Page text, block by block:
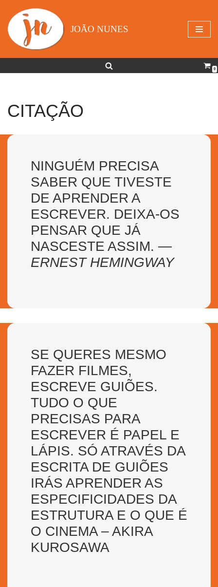
Avançar
para
JOÃO NUNES
0
CITAÇÃO
NINGUÉM PRECISA
SABER QUE TIVESTE
DE APRENDER A
ESCREVER. DEIXA-OS
PENSAR QUE JÁ
NASCESTE ASSIM. —
ERNEST HEMINGWAY
SE QUERES MESMO
FAZER FILMES,
ESCREVE GUIÕES.
TUDO O QUE
PRECISAS PARA
ESCREVER É PAPEL E
LÁPIS. SÓ ATRAVÉS DA
ESCRITA DE GUIÕES
IRÁS APRENDER AS
ESPECIFICIDADES DA
ESTRUTURA E O QUE É
O CINEMA – AKIRA
KUROSAWA